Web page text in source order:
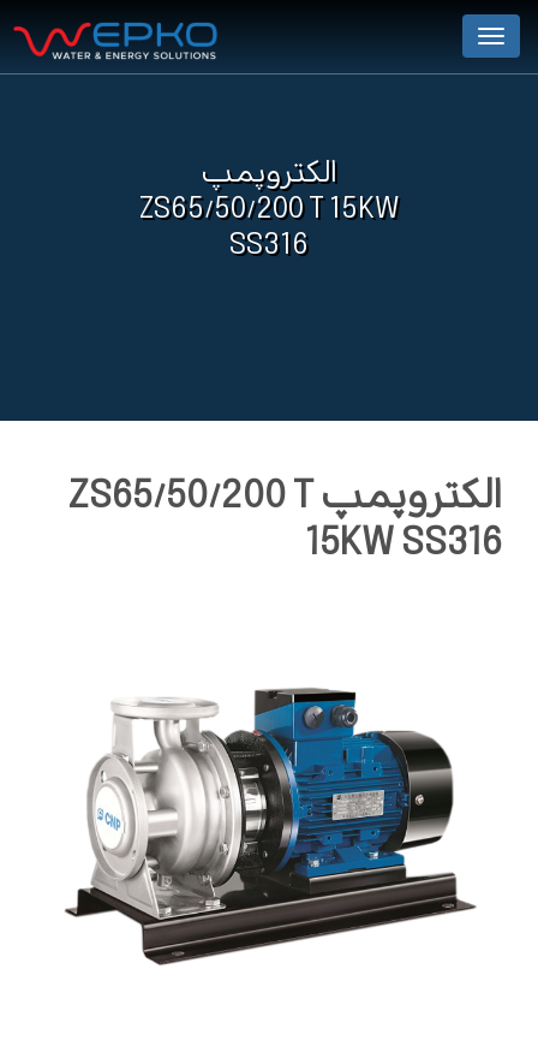
Menu
الکتروپمپ
ZS65/50/200 T 15KW
SS316
الکتروپمپ ZS65/50/200 T
15KW SS316